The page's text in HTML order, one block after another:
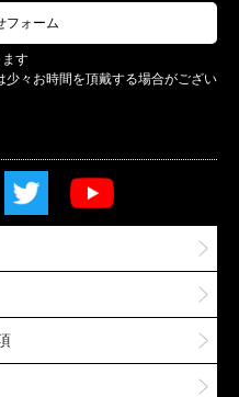
フォーム
す
々お時間を頂戴する場合がござい